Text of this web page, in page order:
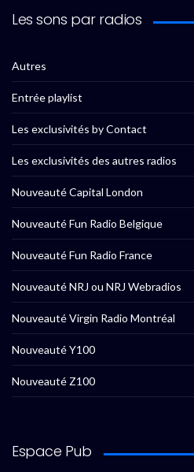
Les sons par radios
Autres
Entrée playlist
Les exclusivités by Contact
Les exclusivités des autres radios
Nouveauté Capital London
Nouveauté Fun Radio Belgique
Nouveauté Fun Radio France
Nouveauté NRJ ou NRJ Webradios
Nouveauté Virgin Radio Montréal
Nouveauté Y100
Nouveauté Z100
Espace Pub